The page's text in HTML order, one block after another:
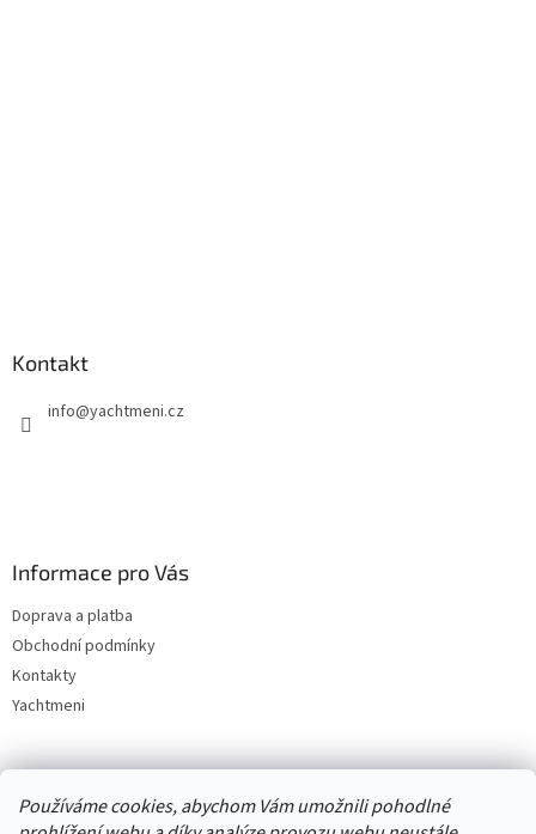
Používáme cookies, abychom Vám umožnili pohodlné
Kontakt
info@yachtmeni.cz
Informace pro Vás
Doprava a platba
Obchodní podmínky
Kontakty
Yachtmeni
Zboží.cz Heureka.cz Yachtmeni ComGate Payments, a.s.